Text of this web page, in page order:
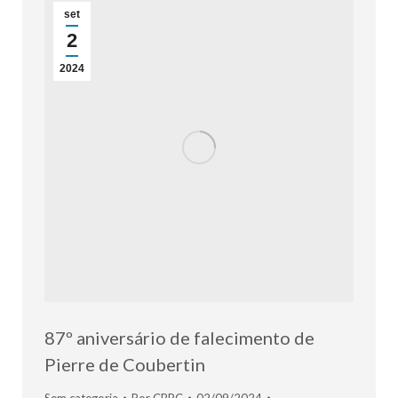
set
2
2024
87º aniversário de falecimento de
Pierre de Coubertin